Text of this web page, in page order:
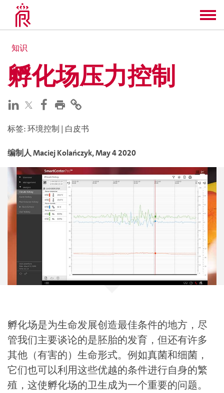
知识
孵化场压力控制
标签:环境控制 | 白皮书
编制人MaciejKolańczyk,May 4 2020
孵化场是为生命发展创造最佳条件的地方，尽
管我们主要谈论的是胚胎的发育，但还有许多
其他（有害的）生命形式。例如真菌和细菌，
它们也可以利用这些优越的条件进行自身的繁
殖，这使孵化场的卫生成为一个重要的问题。